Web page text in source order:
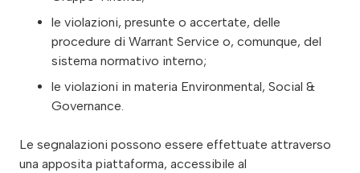
le violazioni, presunte o accertate, delle
procedure di Warrant Service o, comunque, del
sistema normativo interno;
le violazioni in materia Environmental, Social &
Governance.
Le segnalazioni possono essere effettuate attraverso
una apposita piattaforma, accessibile al